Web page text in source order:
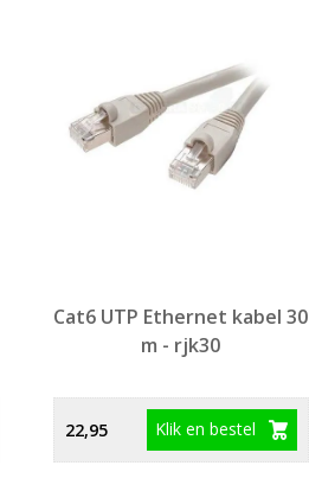
Cat6 UTP Ethernet kabel 30
m - rjk30
22,95 Klik en bestel